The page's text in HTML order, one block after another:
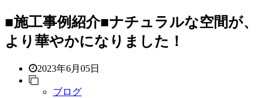
■施工事例紹介■ナチュラルな空間が、
より華やかになりました！
2023年6月05日
ブログ